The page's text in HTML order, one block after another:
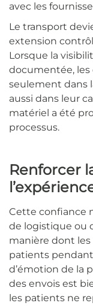
avec les
Le transport
extension
Lorsque la
documentée,
seulement dans
aussi dans leur
matériel a été
processus.
Renforcer
Cette confiance
de logistique ou
manière dont les
patients
d’émotion de la
des envois est
les patients ne